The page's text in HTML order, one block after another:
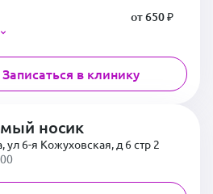
от 650 ₽
Записаться в клинику
носик
ул 6-я Кожуховская, д 6 стр 2